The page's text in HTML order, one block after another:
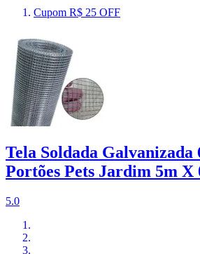
Cupom R$ 25 OFF
Tela Soldada Galvanizada
Portões Pets Jardim 5m X
5.0